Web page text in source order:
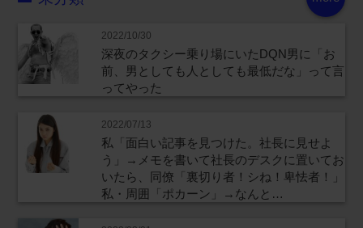
2022/10/30
深夜のタクシー乗り場にいたDQN男に「お
前、男としても人としても最低だな」って言
ってやった
2022/07/13
私「面白い記事を見つけた。社長に見せよ
う」→メモを書いて社長のデスクに置いてお
いたら、同僚「裏切り者！シね！卑怯者！」
私・周囲「ポカーン」→なんと…